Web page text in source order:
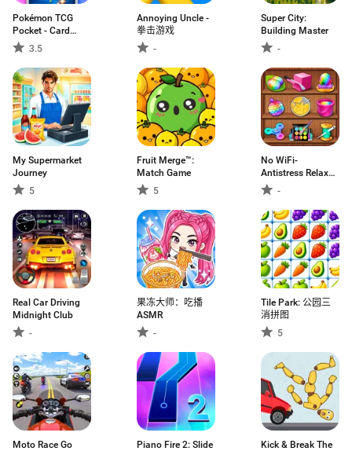
Pokémon TCG
Pocket - Card
Game3.5
Annoying Uncle -
拳击游戏
-
Super City:
Building Master
-
My Supermarket
Journey
5
Fruit Merge™:
Match Game
5
No WiFi-
Antistress Relax
toys -
Real Car Driving
Midnight Club
-
果冻大师：吃播
ASMR
-
Tile Park: 公园三
消拼图
5
Moto Race Go
Piano Fire 2: Slide
Kick & Break The